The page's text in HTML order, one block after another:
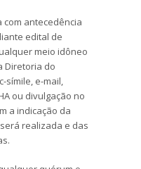
com antecedência
edital de
meio idôneo
Diretoria do
símile, e-mail,
ou divulgação no
a indicação da
realizada e das